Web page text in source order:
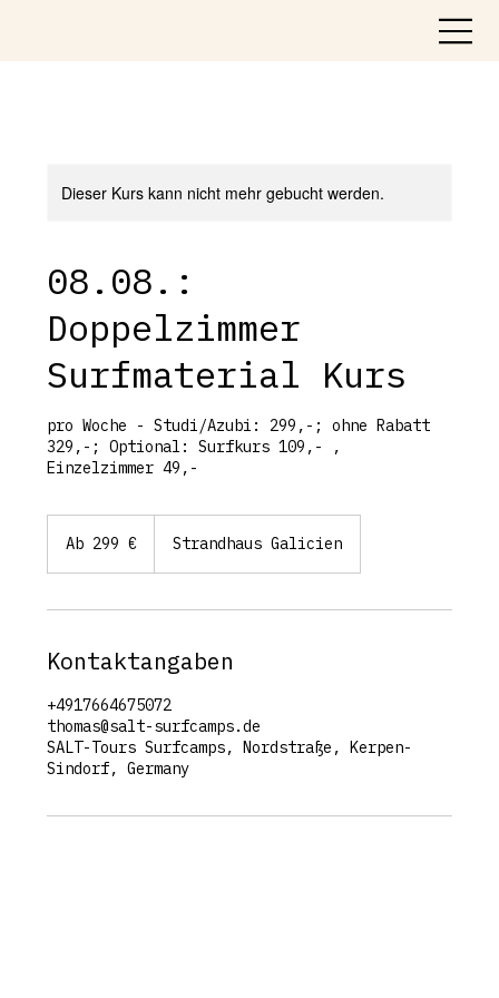
Dieser Kurs kann nicht mehr gebucht werden.
08.08.:
Doppelzimmer
Surfmaterial Kurs
pro Woche - Studi/Azubi: 299,-; ohne Rabatt
329,-; Optional: Surfkurs 109,- ,
Einzelzimmer 49,-
EuroAb 299 € Strandhaus Galicien
Kontaktangaben
+4917664675072
thomas@salt-surfcamps.de
SALT-Tours Surfcamps, Nordstraße, Kerpen-
Sindorf, Germany